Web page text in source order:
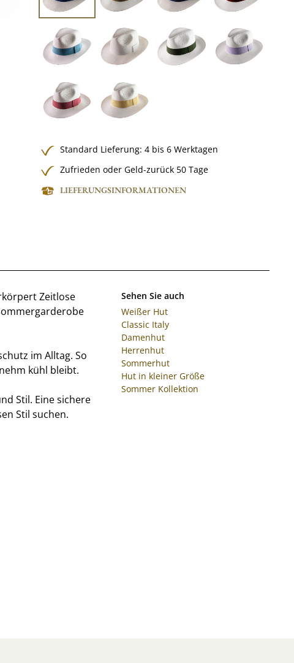
Standard Lieferung: 4 bis 6 Werktagen
Zufrieden oder Geld-zurück 50 Tage
LIEFERUNGSINFORMATIONEN
Zeitlose
im Alltag. So
kühl bleibt.
Stil. Eine sichere
Stil suchen.
Sehen Sie auch
Weißer Hut
Classic Italy
Damenhut
Herrenhut
Sommerhut
Hut in kleiner Größe
Sommer Kollektion